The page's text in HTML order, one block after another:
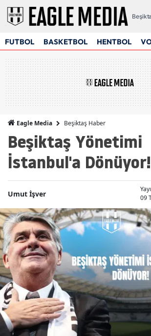
FUTBOL BASKETBOL HENTBOL
Eagle Media Beşiktaş Haber
Beşiktaş Yönetimi
İstanbul'a Dönüyor!
Umut İşver
09